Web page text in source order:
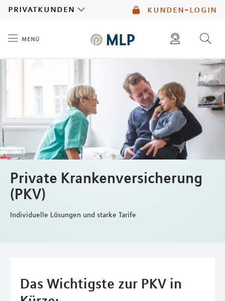
kunden-login
privatkunden
menü
diese website durchsuchen
mlp berater finden
Private Krankenversicherung
(PKV)
Individuelle Lösungen und starke Tarife
Das Wichtigste zur PKV in